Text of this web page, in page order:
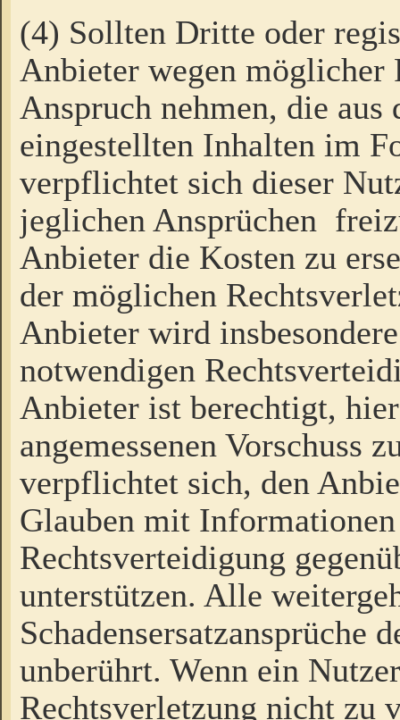
(4) Sollten Dritte oder
Anbieter wegen möglicher
Anspruch nehmen, die
eingestellten Inhalten im
verpflichtet sich dieser
jeglichen Ansprüchen
Anbieter die Kosten zu
der möglichen
Anbieter wird
notwendigen
Anbieter ist berechtigt,
angemessenen Vorschuss
verpflichtet sich, den
Glauben mit
Rechtsverteidigung
unterstützen. Alle
Schadensersatzansprüche
unberührt. Wenn ein
Rechtsverletzung nicht zu